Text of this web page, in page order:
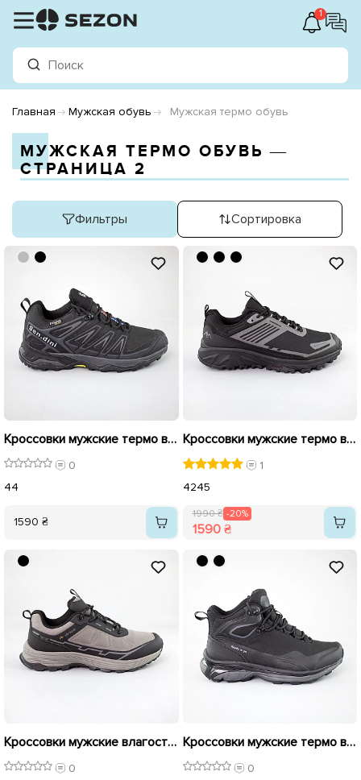
1
Главная Мужская обувь Мужская термо обувь
МУЖСКАЯ ТЕРМО ОБУВЬ ―
СТРАНИЦА 2
Фильтры Сортировка
Кроссовки мужские термо влагостойкие 592771 Черные
0
44
1590 ₴
Кроссовки мужские термо влагостойкие 593165 Черные распродажа
1
4245
1990 ₴ -20%
1590 ₴
Кроссовки мужские влагостойкие термо 593058 Серые
0
Кроссовки мужские термо влагостойкие 592717 Черные
0